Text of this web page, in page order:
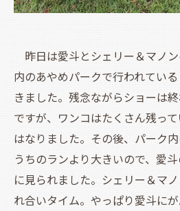
昨日は愛斗とシェリー＆マノ
内のあやめパークで行われてい
きました。残念ながらショーは
ですが、ワンコはたくさん残っ
はなりました。その後、パーク内
うちのランより大きいので、愛
に見られました。シェリー＆マ
れ合いタイム。やっぱり愛斗に